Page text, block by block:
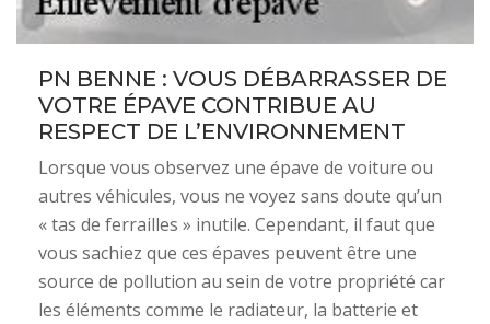
PN BENNE : VOUS DÉBARRASSER DE
VOTRE ÉPAVE CONTRIBUE AU
RESPECT DE L’ENVIRONNEMENT
Lorsque vous observez une épave de voiture ou
autres véhicules, vous ne voyez sans doute qu’un
« tas de ferrailles » inutile. Cependant, il faut que
vous sachiez que ces épaves peuvent être une
source de pollution au sein de votre propriété car
les éléments comme le radiateur, la batterie et